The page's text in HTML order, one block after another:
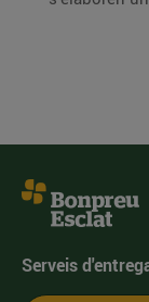
Serveis